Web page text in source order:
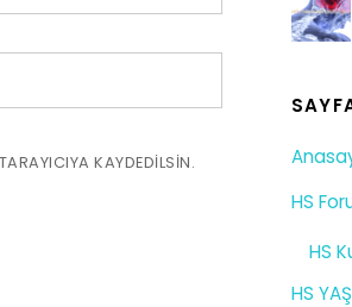
KAYDEDILSIN.
HS
HS
HS